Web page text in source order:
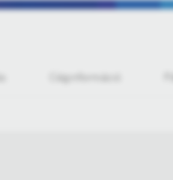
Céginformáció